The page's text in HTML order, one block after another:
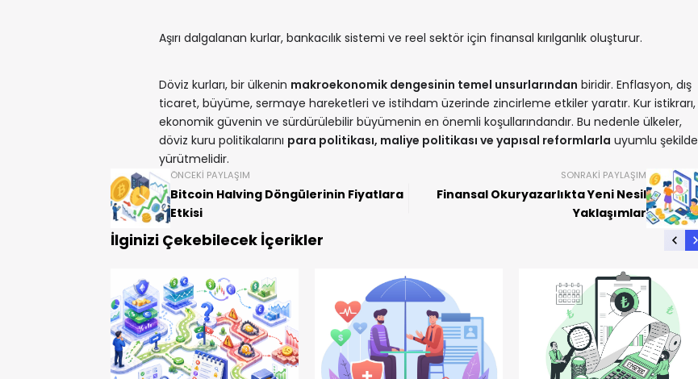
Aşırı dalgalanan kurlar, bankacılık sistemi ve reel sektör için finansal kırılganlık oluşturur.
Döviz kurları, bir ülkenin makroekonomik dengesinin temel unsurlarından biridir. Enflasyon, dış
ticaret, büyüme, sermaye hareketleri ve istihdam üzerinde zincirleme etkiler yaratır. Kur istikrarı,
ekonomik güvenin ve sürdürülebilir büyümenin en önemli koşullarındandır. Bu nedenle ülkeler,
döviz kuru politikalarını para politikası, maliye politikası ve yapısal reformlarla uyumlu şekilde
yürütmelidir.
ÖNCEKI PAYLAŞIM
Bitcoin Halving Döngülerinin Fiyatlara
Etkisi
SONRAKI PAYLAŞIM
Finansal Okuryazarlıkta Yeni Nesil
Yaklaşımlar
İlginizi Çekebilecek İçerikler